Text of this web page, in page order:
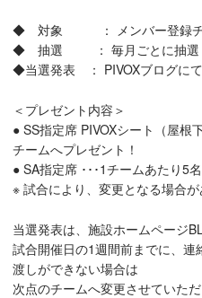
◆ 対象 ： メンバー登録チ
◆ 抽選 ： 毎月ごとに抽選
◆当選発表 ： PIVOXブログに
＜プレゼント内容＞
● SS指定席 PIVOXシート（屋根
チームへプレゼント！
● SA指定席 ･･･1チームあたり5
※ 試合により、変更となる場合が
当選発表は、施設ホームページ
試合開催日の1週間前までに、連
渡しができない場合は
次点のチームへ変更させていただ